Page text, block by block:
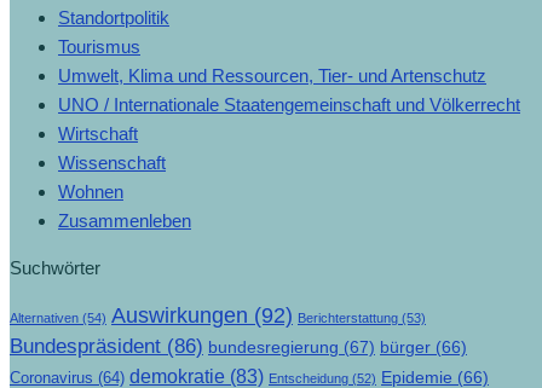
Standortpolitik
Tourismus
Umwelt, Klima und Ressourcen, Tier- und Artenschutz
UNO / Internationale Staatengemeinschaft und Völkerrecht
Wirtschaft
Wissenschaft
Wohnen
Zusammenleben
Suchwörter
Alternativen (54) Auswirkungen (92) Berichterstattung (53)
Bundespräsident (86) bundesregierung (67) bürger (66)
Coronavirus (64) demokratie (83) Entscheidung (52) Epidemie (66)